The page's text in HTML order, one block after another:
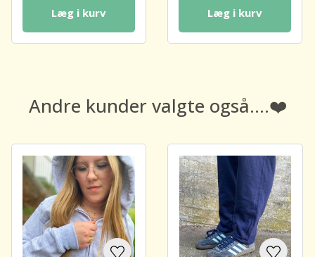
Læg i kurv Læg i kurv
Andre kunder valgte også....❤️